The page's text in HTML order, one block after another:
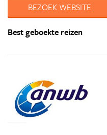
BEZOEK WEBSITE
Best geboekte reizen